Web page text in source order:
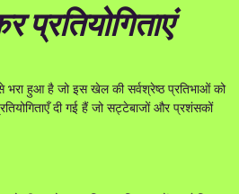
प्रतियोगिताएं
भरा हुआ है जो इस खेल की सर्वश्रेष्ठ प्रतिभाओं को
दी गई हैं जो सट्टेबाजों और प्रशंसकों